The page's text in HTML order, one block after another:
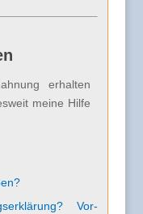
erhalten
meine Hilfe
Vor-